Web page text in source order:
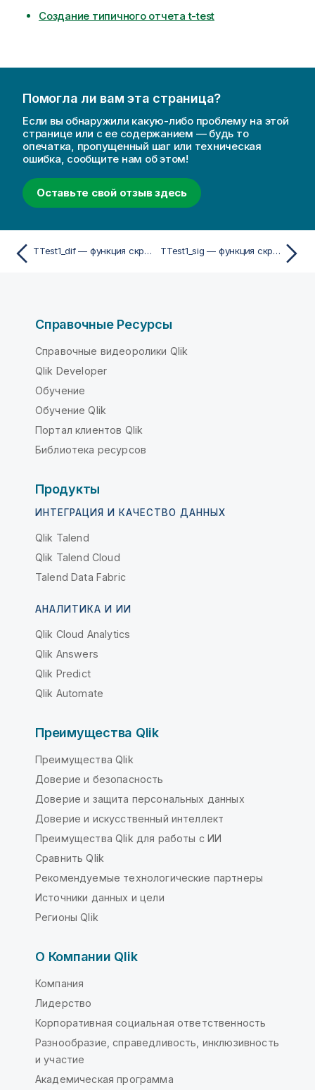
Создание типичного отчета t-test
Помогла ли вам эта страница?
Если вы обнаружили какую-либо проблему на этой
странице или с ее содержанием — будь то
опечатка, пропущенный шаг или техническая
ошибка, сообщите нам об этом!
Оставьте свой отзыв здесь
TTest1_dif — функция скриптa и диаграммы TTest1_sig — функция скриптa и диаграммы
Справочные Ресурсы
Справочные видеоролики Qlik
Qlik Developer
Обучение
Обучение Qlik
Портал клиентов Qlik
Библиотека ресурсов
Продукты
ИНТЕГРАЦИЯ И КАЧЕСТВО ДАННЫХ
Qlik Talend
Qlik Talend Cloud
Talend Data Fabric
АНАЛИТИКА И ИИ
Qlik Cloud Analytics
Qlik Answers
Qlik Predict
Qlik Automate
Преимущества Qlik
Преимущества Qlik
Доверие и безопасность
Доверие и защита персональных данных
Доверие и искусственный интеллект
Преимущества Qlik для работы с ИИ
Сравнить Qlik
Рекомендуемые технологические партнеры
Источники данных и цели
Регионы Qlik
О Компании Qlik
Компания
Лидерство
Корпоративная социальная ответственность
Разнообразие, справедливость, инклюзивность
и участие
Академическая программа